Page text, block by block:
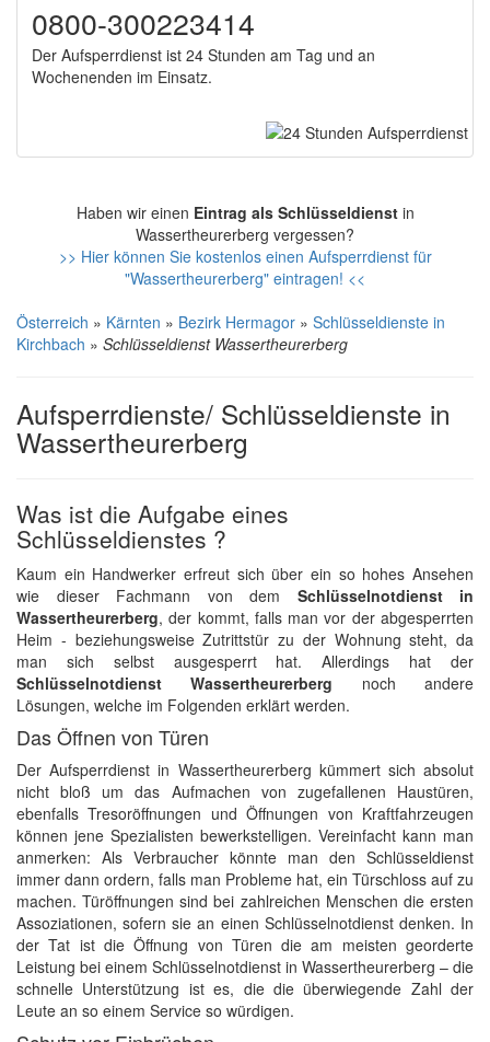
0800-300223414
Der Aufsperrdienst ist 24 Stunden am Tag und an
Wochenenden im Einsatz.
Haben wir einen Eintrag als Schlüsseldienstin
Wassertheurerberg vergessen?
>> Hier können Sie kostenlos einen Aufsperrdienst für
"Wassertheurerberg" eintragen! <<
Österreich » Kärnten » Bezirk Hermagor » Schlüsseldienste in
Kirchbach » Schlüsseldienst Wassertheurerberg
Aufsperrdienste/ Schlüsseldienste in
Wassertheurerberg
Was ist die Aufgabe eines
Schlüsseldienstes ?
Kaum ein Handwerker erfreut sich über ein so hohes Ansehen
wie dieser Fachmann von dem Schlüsselnotdienst in
Wassertheurerberg, der kommt, falls man vor der abgesperrten
Heim - beziehungsweise Zutrittstür zu der Wohnung steht, da
man sich selbst ausgesperrt hat. Allerdings hat der
Schlüsselnotdienst Wassertheurerberg noch andere
Lösungen, welche im Folgenden erklärt werden.
Das Öffnen von Türen
Der Aufsperrdienst in Wassertheurerberg kümmert sich absolut
nicht bloß um das Aufmachen von zugefallenen Haustüren,
ebenfalls Tresoröffnungen und Öffnungen von Kraftfahrzeugen
können jene Spezialisten bewerkstelligen. Vereinfacht kann man
anmerken: Als Verbraucher könnte man den Schlüsseldienst
immer dann ordern, falls man Probleme hat, ein Türschloss auf zu
machen. Türöffnungen sind bei zahlreichen Menschen die ersten
Assoziationen, sofern sie an einen Schlüsselnotdienst denken. In
der Tat ist die Öffnung von Türen die am meisten georderte
Leistung bei einem Schlüsselnotdienst in Wassertheurerberg – die
schnelle Unterstützung ist es, die die überwiegende Zahl der
Leute an so einem Service so würdigen.